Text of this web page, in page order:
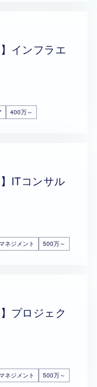
インフラエ
400万～
ITコンサル
ネジメント 500万～
プロジェク
ネジメント 500万～